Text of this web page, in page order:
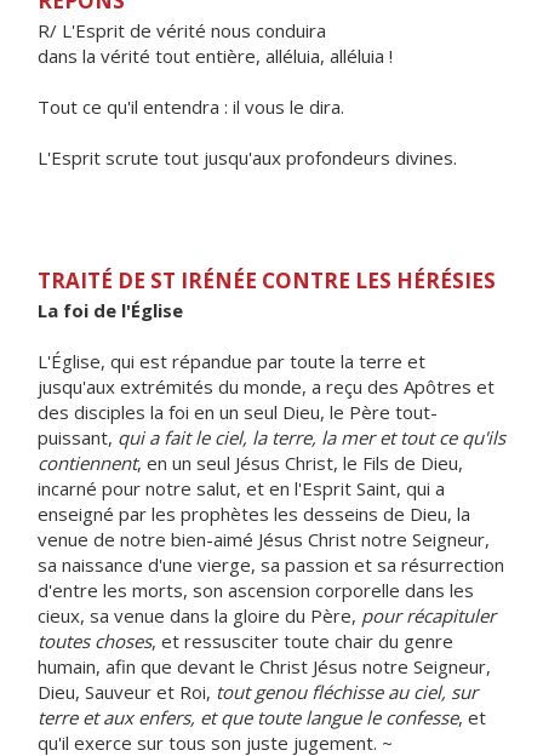
R/ L'Esprit de vérité nous conduira
dans la vérité tout entière, alléluia, alléluia !
Tout ce qu'il entendra : il vous le dira.
L'Esprit scrute tout jusqu'aux profondeurs divines.
TRAITÉ DE ST IRÉNÉE CONTRE LES HÉRÉSIES
La foi de l'Église
L'Église, qui est répandue par toute la terre et
jusqu'aux extrémités du monde, a reçu des Apôtres et
des disciples la foi en un seul Dieu, le Père tout-
puissant, qui a fait le ciel, la terre, la mer et tout ce qu'ils
contiennent, en un seul Jésus Christ, le Fils de Dieu,
incarné pour notre salut, et en l'Esprit Saint, qui a
enseigné par les prophètes les desseins de Dieu, la
venue de notre bien-aimé Jésus Christ notre Seigneur,
sa naissance d'une vierge, sa passion et sa résurrection
d'entre les morts, son ascension corporelle dans les
cieux, sa venue dans la gloire du Père, pour récapituler
toutes choses, et ressusciter toute chair du genre
humain, afin que devant le Christ Jésus notre Seigneur,
Dieu, Sauveur et Roi, tout genou fléchisse au ciel, sur
terre et aux enfers, et que toute langue le confesse, et
qu'il exerce sur tous son juste jugement. ~